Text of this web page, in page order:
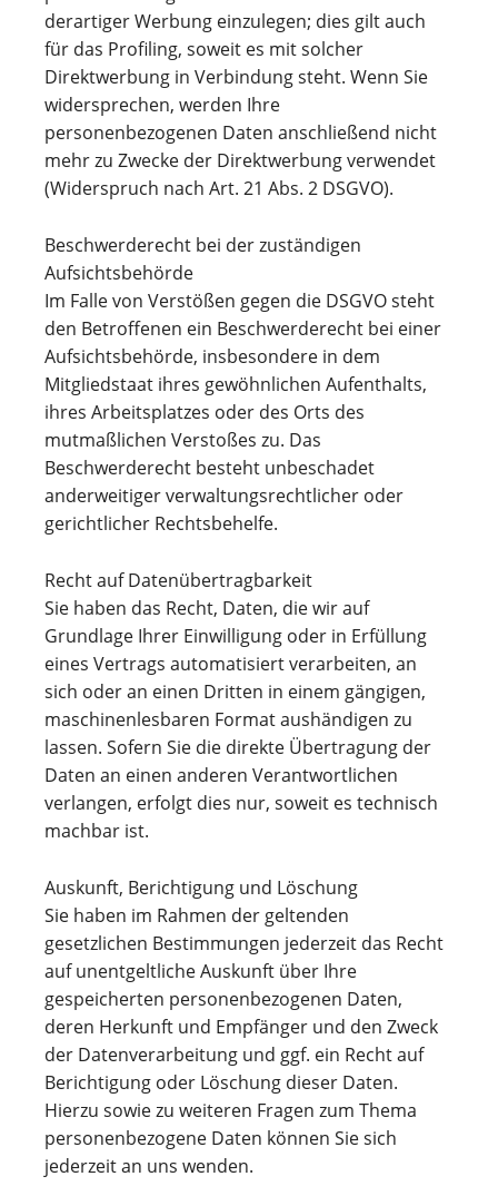
derartiger Werbung einzulegen; dies gilt auch
für das Profiling, soweit es mit solcher
Direktwerbung in Verbindung steht. Wenn Sie
widersprechen, werden Ihre
personenbezogenen Daten anschließend nicht
mehr zu Zwecke der Direktwerbung verwendet
(Widerspruch nach Art. 21 Abs. 2 DSGVO).
Beschwerderecht bei der zuständigen
Aufsichtsbehörde
Im Falle von Verstößen gegen die DSGVO steht
den Betroffenen ein Beschwerderecht bei einer
Aufsichtsbehörde, insbesondere in dem
Mitgliedstaat ihres gewöhnlichen Aufenthalts,
ihres Arbeitsplatzes oder des Orts des
mutmaßlichen Verstoßes zu. Das
Beschwerderecht besteht unbeschadet
anderweitiger verwaltungsrechtlicher oder
gerichtlicher Rechtsbehelfe.
Recht auf Datenübertragbarkeit
Sie haben das Recht, Daten, die wir auf
Grundlage Ihrer Einwilligung oder in Erfüllung
eines Vertrags automatisiert verarbeiten, an
sich oder an einen Dritten in einem gängigen,
maschinenlesbaren Format aushändigen zu
lassen. Sofern Sie die direkte Übertragung der
Daten an einen anderen Verantwortlichen
verlangen, erfolgt dies nur, soweit es technisch
machbar ist.
Auskunft, Berichtigung und Löschung
Sie haben im Rahmen der geltenden
gesetzlichen Bestimmungen jederzeit das Recht
auf unentgeltliche Auskunft über Ihre
gespeicherten personenbezogenen Daten,
deren Herkunft und Empfänger und den Zweck
der Datenverarbeitung und ggf. ein Recht auf
Berichtigung oder Löschung dieser Daten.
Hierzu sowie zu weiteren Fragen zum Thema
personenbezogene Daten können Sie sich
jederzeit an uns wenden.